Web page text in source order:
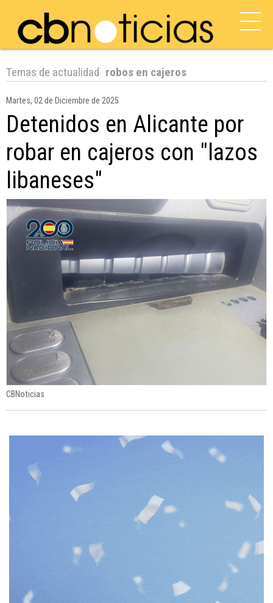
Temas de actualidad robos en cajeros
Martes, 02 de Diciembre de 2025
Detenidos en Alicante por
robar en cajeros con "lazos
libaneses"
CBNoticias